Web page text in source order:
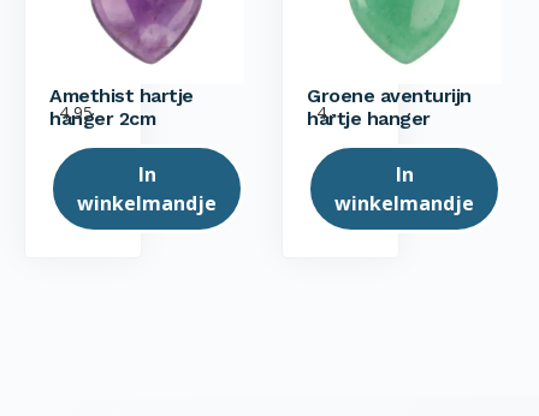
Amethist hartje
hanger 2cm
4,95
In
winkelmandje
Groene aventurijn
hartje hanger
4,-
In
winkelmandje